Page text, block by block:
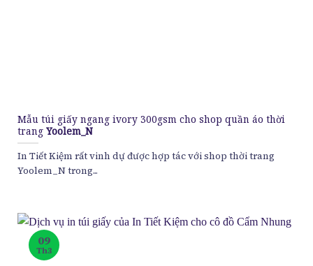
Mẫu túi giấy ngang ivory 300gsm cho shop quần áo thời
trang Yoolem_N
In Tiết Kiệm rất vinh dự được hợp tác với shop thời trang
Yoolem_N trong...
09
Th3